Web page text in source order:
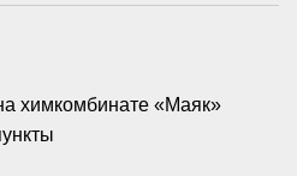
химкомбинате «Маяк»